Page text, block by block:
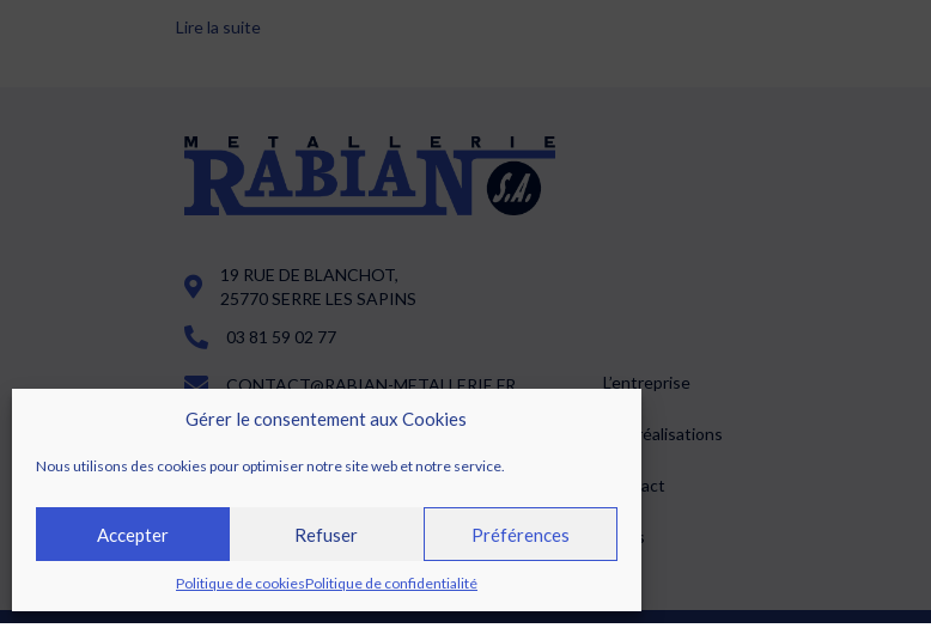
Gérer le consentement aux Cookies
Nous utilisons des cookies pour optimiser notre site web et notre service.
Accepter Refuser Préférences
Politique de cookiesPolitique de confidentialité
Lire la suite
19 RUE DE BLANCHOT,
25770 SERRE LES SAPINS
03 81 59 02 77
CONTACT@RABIAN-METALLERIE.FR
LUNDI : DE 08H00 À 12H00 ET DE 13H30 À
DU MARDI AU JEUDI : DE 07H30 À 12H00
13H30 À 16H30
L’entreprise
Nos réalisations
Contact
Devis